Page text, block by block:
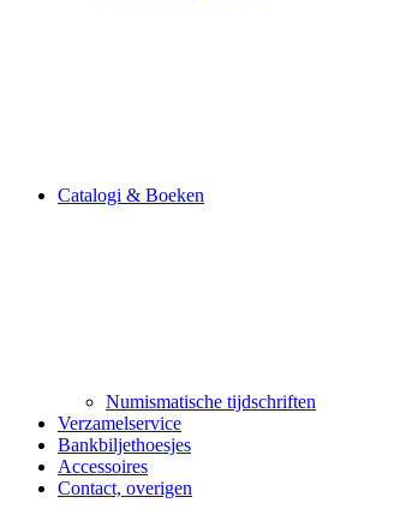
Catalogi & Boeken
Numismatische tijdschriften
Verzamelservice
Bankbiljethoesjes
Accessoires
Contact, overigen